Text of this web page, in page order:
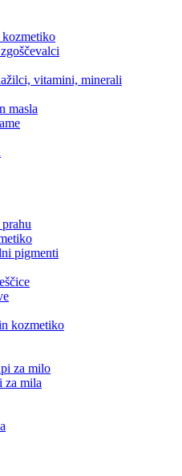
kozmetiko
vitamini, minerali
masla
pigmenti
kozmetiko
za milo
za mila